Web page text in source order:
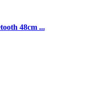
48cm ...